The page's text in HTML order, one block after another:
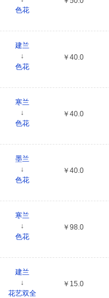
色花
建兰
↓
色花
￥40.0
寒兰
↓
色花
￥40.0
墨兰
↓
色花
￥40.0
寒兰
↓
色花
￥98.0
建兰
↓
花艺双全
￥15.0